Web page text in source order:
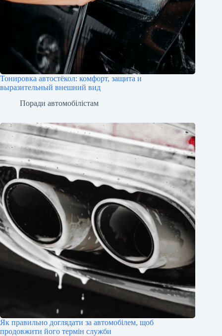
Тонировка автостёкол: комфорт, защита и
выразительный внешний вид
Поради автомобілістам
Як правильно доглядати за автомобілем, щоб
продовжити його термін служби